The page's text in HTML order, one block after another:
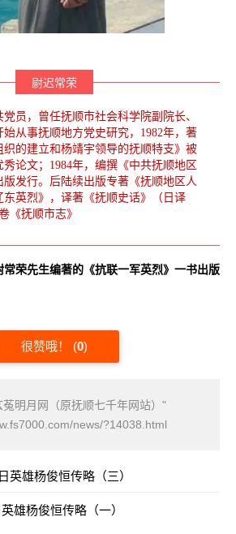
尉迟常荣
，曾任抚顺市社会科学院副院长、
始从事抚顺地方党史研究，1982年，著
织的建立和杨靖宇领导的抚顺特支》被
论文；1984年，编撰《中共抚顺地区
发行。后陆续出版专著《抚顺地区人
东英烈》，译著《抚顺史话》（日译
《抚顺市志》
常荣先生编著的《抗联一军英烈》一书出版
很赞哦！ (0)
明月网（原抚顺七千年网站）"
news/?14038.html
英雄杨俊恒传略（三）
雄杨俊恒传略（一）